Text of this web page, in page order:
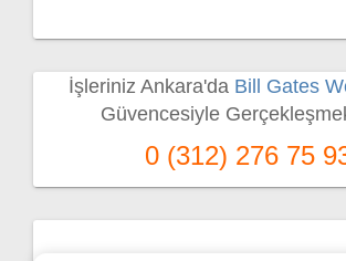
İşleriniz Ankara'da Bill Gates
Güvencesiyle
0 (312) 276 75